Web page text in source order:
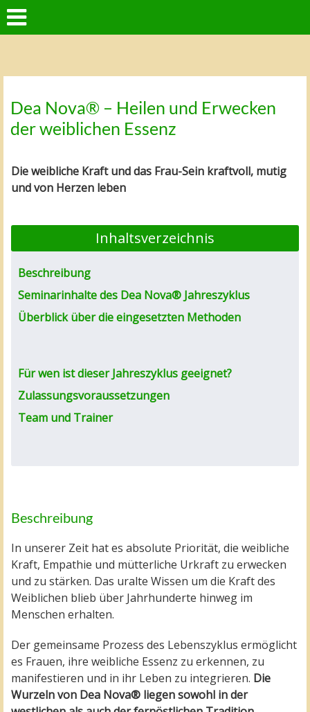
Dea Nova® – Heilen und Erwecken
der weiblichen Essenz
Die weibliche Kraft und das Frau-Sein kraftvoll, mutig
und von Herzen leben
Inhaltsverzeichnis
Beschreibung
Seminarinhalte des Dea Nova® Jahreszyklus
Überblick über die eingesetzten Methoden
Für wen ist dieser Jahreszyklus geeignet?
Zulassungsvoraussetzungen
Team und Trainer
Beschreibung
In unserer Zeit hat es absolute Priorität, die weibliche
Kraft, Empathie und mütterliche Urkraft zu erwecken
und zu stärken. Das uralte Wissen um die Kraft des
Weiblichen blieb über Jahrhunderte hinweg im
Menschen erhalten.
Der gemeinsame Prozess des Lebenszyklus ermöglicht
es Frauen, ihre weibliche Essenz zu erkennen, zu
manifestieren und in ihr Leben zu integrieren. Die
Wurzeln von Dea Nova® liegen sowohl in der